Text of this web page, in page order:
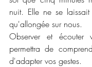
nuit. Elle ne se
qu'allongée sur nous.
Observer et écouter
permettra de
d'adapter vos gestes.